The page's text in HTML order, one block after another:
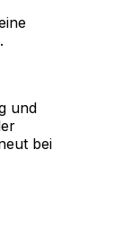
und
bei